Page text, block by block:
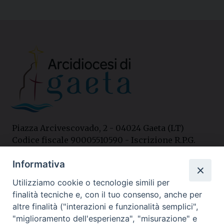
Piazza Arcivescovado, 2 - 04024 Gaeta (LT)
Codice fiscale 90005510590 - Iscrizione R.P.G.
Contatti
Curia
Tel. 0771.740341
Informativa
Utilizziamo cookie o tecnologie simili per
finalità tecniche e, con il tuo consenso, anche per
altre finalità ("interazioni e funzionalità semplici",
"miglioramento dell'esperienza", "misurazione" e